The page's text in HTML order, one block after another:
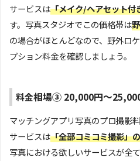
サービスは「メイク/ヘアセット付
す。写真スタジオでこの価格帯は
の場合がほとんどなので、野外ロ
プション料金を確認しましょう。
料金相場③ 20,000円～
マッチングアプリ写真のプロ撮影
サービスは「全部コミコミ撮影」
写真における欲しいサービスが全て